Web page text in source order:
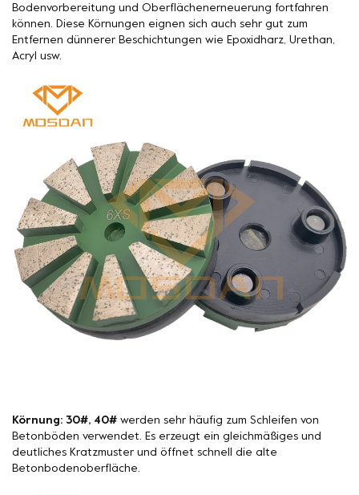
Bodenvorbereitung und Oberflächenerneuerung fortfahren
können. Diese Körnungen eignen sich auch sehr gut zum
Entfernen dünnerer Beschichtungen wie Epoxidharz, Urethan,
Acryl usw.
Körnung: 30#, 40# werden sehr häufig zum Schleifen von
Betonböden verwendet. Es erzeugt ein gleichmäßiges und
deutliches Kratzmuster und öffnet schnell die alte
Betonbodenoberfläche.